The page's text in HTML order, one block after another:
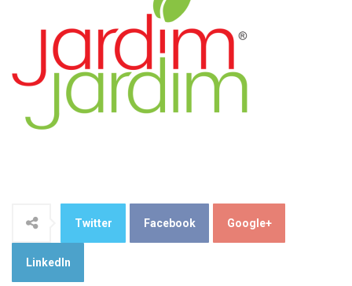
Twitter Facebook Google+
LinkedIn